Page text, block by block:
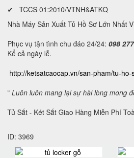
✔ TCCS 01:2010/VTNH&ATKQ
Nhà Máy Sản Xuất Tủ Hồ Sơ Lớn Nhất
Phục vụ tận tình chu đáo 24/24: 098
Kể cả ngày lễ.
http://ketsatcaocap.vn/san-pham/tu-ho-
" Luôn luôn mang lại sự hài lòng mong
Tủ Sắt - Két Sắt Giao Hàng Miễn Phí
ID: 3969